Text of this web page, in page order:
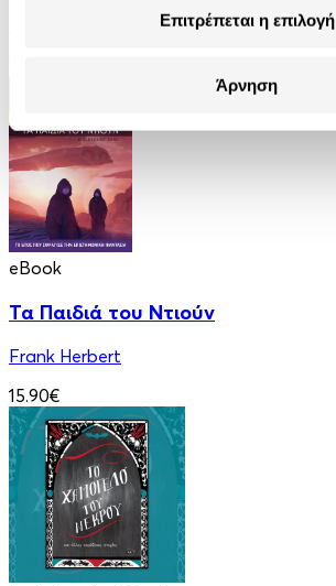
Επιτρέπεται η επιλογή
Άρνηση
eBook
Τα Παιδιά του Ντιούν
Frank Herbert
15.90€